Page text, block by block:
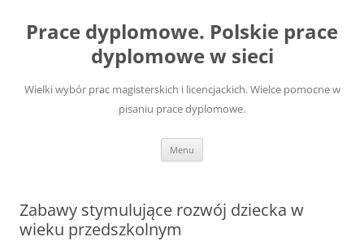
treści
Prace dyplomowe. Polskie prace
dyplomowe w sieci
Wielki wybór prac magisterskich i licencjackich. Wielce pomocne w
pisaniu prace dyplomowe.
Menu
Zabawy stymulujące rozwój dziecka w
wieku przedszkolnym